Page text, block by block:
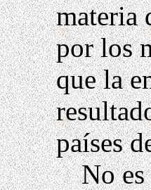
materia
por los
que la
países
No